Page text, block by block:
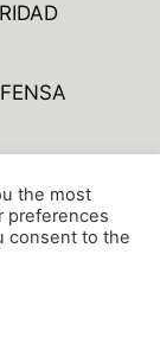
the most
preferences
consent to the